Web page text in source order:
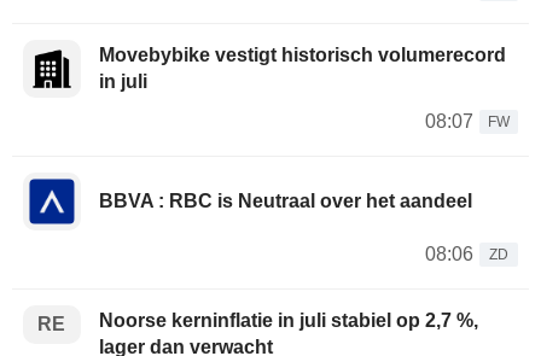
Movebybike vestigt historisch volumerecord
in juli
08:07
FW
BBVA : RBC is Neutraal over het aandeel
08:06 ZD
RE
Noorse kerninflatie in juli stabiel op 2,7 %,
lager dan verwacht